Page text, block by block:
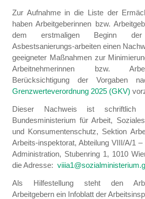
Zur Aufnahme in die Liste der
haben Arbeitgeberinnen bzw.
dem erstmaligen Beginn
Asbestsanierungs-arbeiten einen
geeigneter Maßnahmen zur
Arbeitnehmerinnen bzw.
Berücksichtigung der Vorgaben
Grenzwerteverordnung 2025 (GKV)
Dieser Nachweis ist schriftlich
Bundesministerium für Arbeit,
und Konsumentenschutz, Sektion
Arbeits-inspektorat, Abteilung VIII/A/1
Administration, Stubenring 1, 1010
die Adresse:
Als Hilfestellung steht den
Arbeitgebern ein Infoblatt der